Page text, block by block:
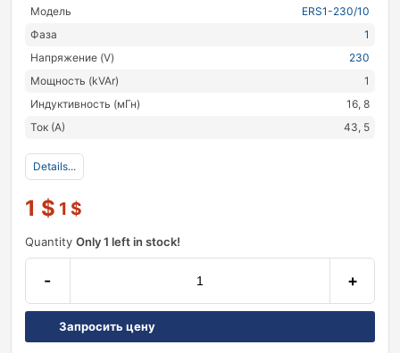
Модель
ERS1-230/10
Фаза
1
Напряжение (V)
230
Мощность (kVAr)
1
Индуктивность (мГн)
16, 8
Ток (А)
43, 5
Details...
1 $ 1 $
Quantity Only 1 left in stock!
- +
Запросить цену